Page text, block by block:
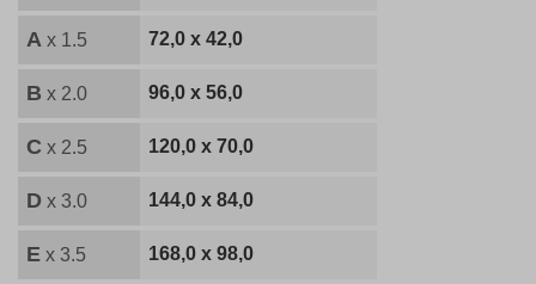
A x 1.5 72,0 x 42,0
B x 2.0 96,0 x 56,0
C x 2.5 120,0 x 70,0
D x 3.0 144,0 x 84,0
E x 3.5 168,0 x 98,0